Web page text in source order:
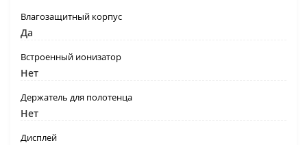
Влагозащитный корпус
Да
Встроенный ионизатор
Нет
Держатель для полотенца
Нет
Дисплей